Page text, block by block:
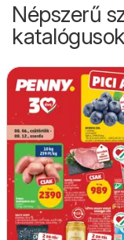
Népszerű